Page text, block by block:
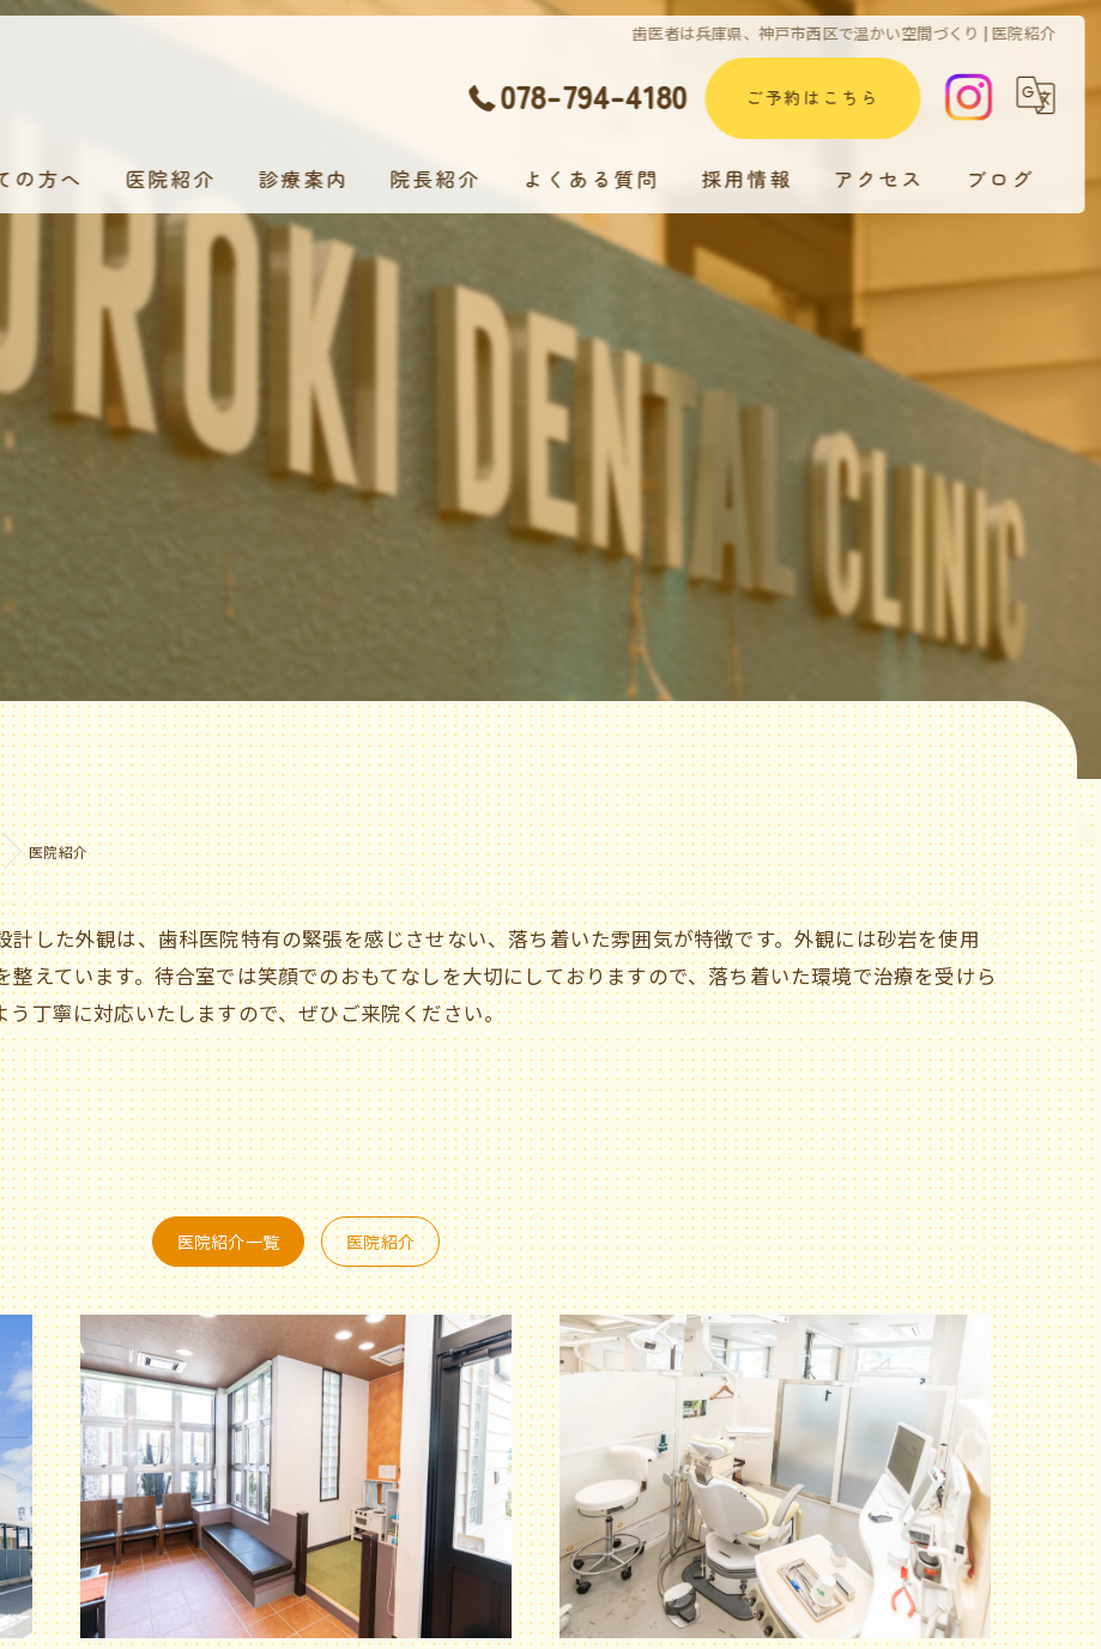
歯医者は兵庫県、神戸市西区で温かい空間づくり | 医院紹介
078-794-4180 ご予約はこちら
の方へ 医院紹介 診療案内
小児歯科治療
入れ歯治療
歯科口腔外科
歯周病治療
ボトックス治療
院長紹介 よくある質問 採用情報
歯科医師 採用情報
歯科衛生士 採用情報
アクセス ブログ
医院紹介
した外観は、歯科医院特有の緊張を感じさせない、落ち着いた雰囲気が特徴です。外観には砂岩を使用
整えています。待合室では笑顔でのおもてなしを大切にしておりますので、落ち着いた環境で治療を受けら
丁寧に対応いたしますので、ぜひご来院ください。
医院紹介一覧 医院紹介